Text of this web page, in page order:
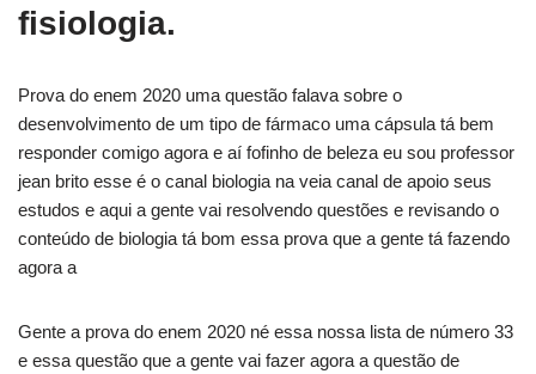
fisiologia.
Prova do enem 2020 uma questão falava sobre o
desenvolvimento de um tipo de fármaco uma cápsula tá bem
responder comigo agora e aí fofinho de beleza eu sou professor
jean brito esse é o canal biologia na veia canal de apoio seus
estudos e aqui a gente vai resolvendo questões e revisando o
conteúdo de biologia tá bom essa prova que a gente tá fazendo
agora a
Gente a prova do enem 2020 né essa nossa lista de número 33
e essa questão que a gente vai fazer agora a questão de